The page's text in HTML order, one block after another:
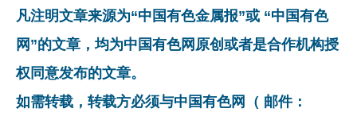
凡注明文章来源为“中国有色金属报”或 “中国有色
网”的文章，均为中国有色网原创或者是合作机构授
权同意发布的文章。
如需转载，转载方必须与中国有色网（ 邮件：